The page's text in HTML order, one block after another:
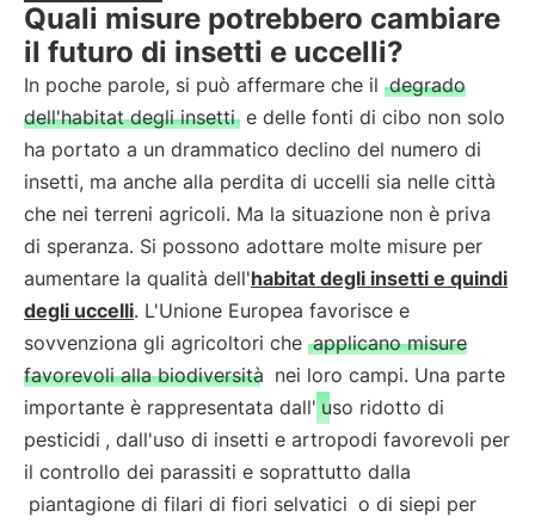
Quali misure potrebbero cambiare
il futuro di insetti e uccelli?
In poche parole, si può affermare che il degrado
dell'habitat degli insetti e delle fonti di cibo non solo
ha portato a un drammatico declino del numero di
insetti, ma anche alla perdita di uccelli sia nelle città
che nei terreni agricoli. Ma la situazione non è priva
di speranza. Si possono adottare molte misure per
aumentare la qualità dell'habitat degli insetti e quindi
degli uccelli. L'Unione Europea favorisce e
sovvenziona gli agricoltori che applicano misure
favorevoli alla biodiversità nei loro campi. Una parte
importante è rappresentata dall' uso ridotto di
pesticidi , dall'uso di insetti e artropodi favorevoli per
il controllo dei parassiti e soprattutto dalla
piantagione di filari di fiori selvatici o di siepi per